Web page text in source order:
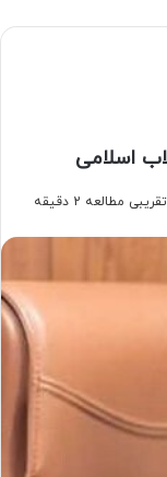
اسلامی
مطالعه 2 دقیقه